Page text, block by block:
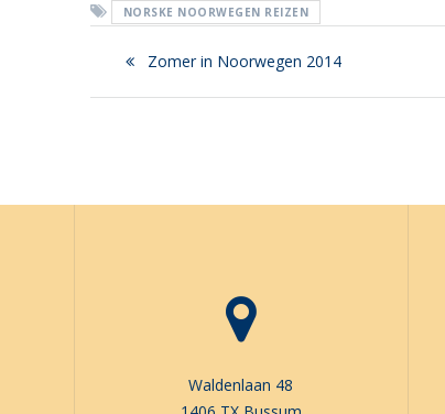
NORSKE NOORWEGEN REIZEN
Bericht
navigatie
Previous
Zomer in Noorwegen 2014
Waldenlaan 48